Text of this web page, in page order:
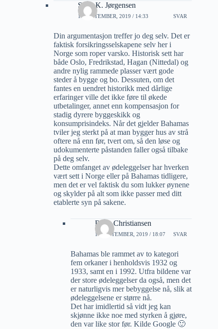
Sven K. Jørgensen
16 SEPTEMBER, 2019 / 14:33 SVAR
Din argumentasjon treffer jo deg selv. Det er
faktisk forsikringsselskapene selv her i
Norge som roper varsko. Historisk sett har
både Oslo, Fredrikstad, Hagan (Nittedal) og
andre nylig rammede plasser vært gode
steder å bygge og bo. Dessuten, om det
fantes en uendret historikk med dårlige
erfaringer ville det ikke føre til økede
utbetalinger, annet enn kompensasjon for
stadig dyrere byggeskikk og
konsumprisindeks. Når det gjelder Bahamas
tviler jeg sterkt på at man bygger hus av strå
oftere nå enn før, tvert om, så den løse og
udokumenterte påstanden faller også tilbake
på deg selv.
Dette omfanget av ødeleggelser har hverken
vært sett i Norge eller på Bahamas tidligere,
men det er vel faktisk du som lukker øynene
og skylder på alt som ikke passer med ditt
etablerte syn på sakene.
Rune Christiansen
16 SEPTEMBER, 2019 / 18:07 SVAR
Bahamas ble rammet av to kategori
fem orkaner i henholdsvis 1932 og
1933, samt en i 1992. Utfra bildene var
der store ødeleggelser da også, men det
er naturligvis mer bebyggelse nå, slik at
ødeleggelsene er større nå.
Det har imidlertid så vidt jeg kan
skjønne ikke noe med styrken å gjøre,
den var like stor før. Kilde Google 🙂